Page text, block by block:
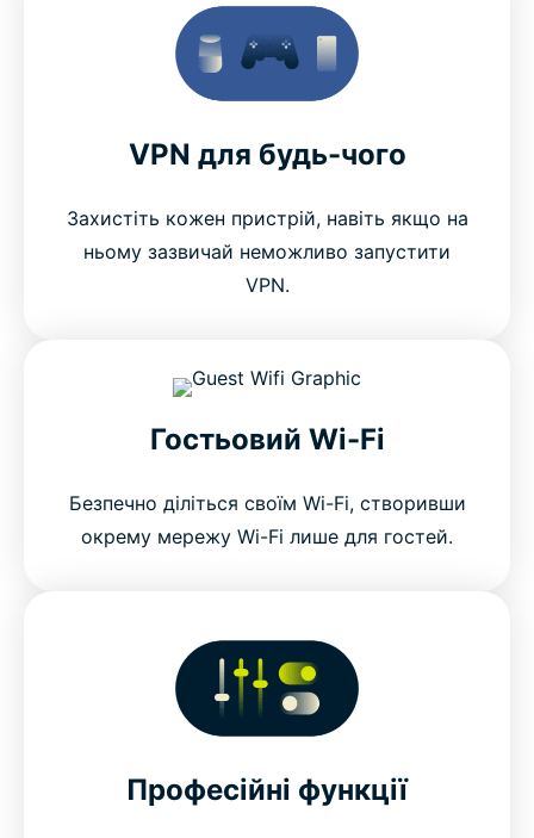
VPN для будь-чого
Захистіть кожен пристрій, навіть якщо на
ньому зазвичай неможливо запустити
VPN.
Гостьовий Wi-Fi
Безпечно діліться своїм Wi-Fi, створивши
окрему мережу Wi-Fi лише для гостей.
Професійні функції